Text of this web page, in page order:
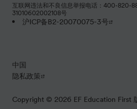
互联网违法和不良信息举报电话：400-820-
31010602002108号
沪ICP备B2-20070075-3号
中国
隐私政策
Copyright © 2026 EF Education First